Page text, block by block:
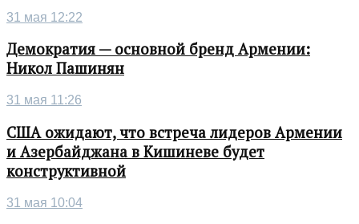
31 мая 12:22
Демократия — основной бренд Армении:
Никол Пашинян
31 мая 11:26
США ожидают, что встреча лидеров Армении
и Азербайджана в Кишиневе будет
конструктивной
31 мая 10:04